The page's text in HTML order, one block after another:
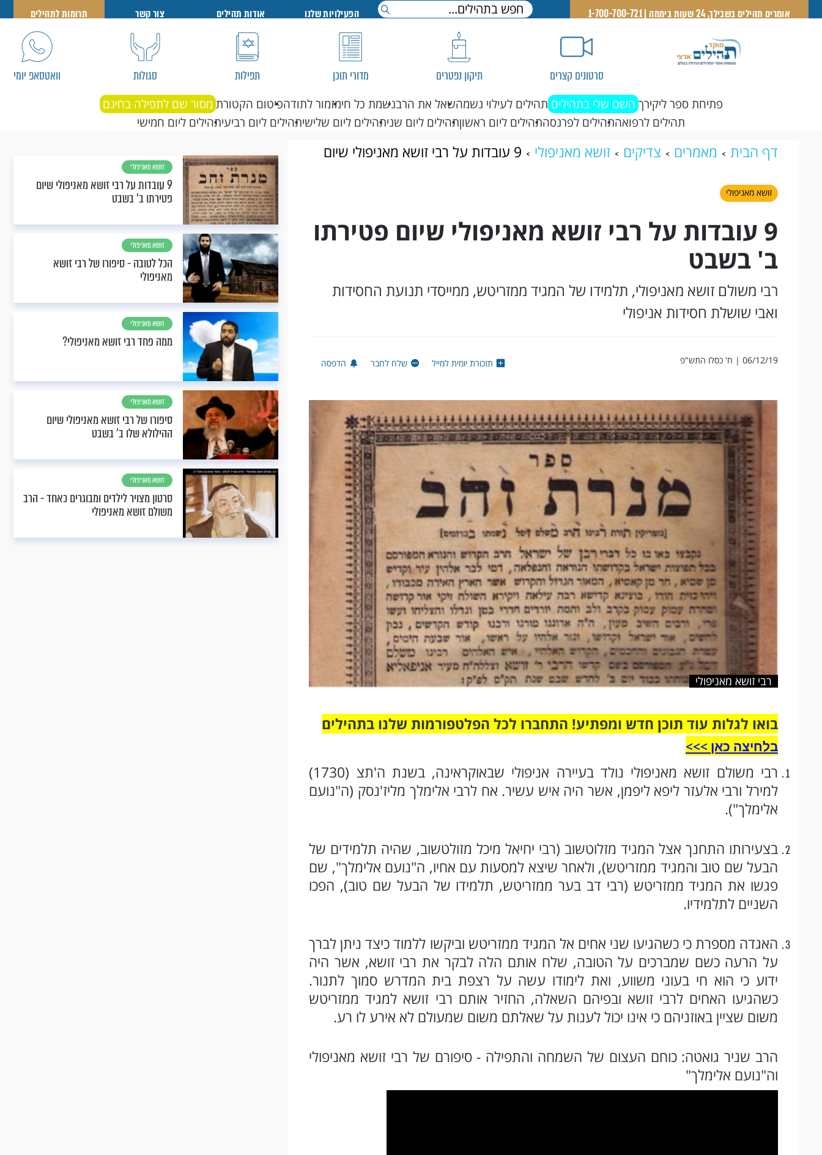
אומרים תהילים בשבילך, 24 שעות ביממה | 1-700-700-721 הפעילויות שלנו אודות תהילים צור קשר תרומות לתהילים
סרטונים קצרים תיקון נפטרים מדורי תוכן תפילות סגולות וואטסאפ יומי
פתיחת ספר ליקירך השם שלי בתהילים תהילים לעילוי נשמהשאל את הרבנשמת כל חימזמור לתודהפיטום הקטורת מסור שם לתפילה בחינם
תהילים לרפואהתהילים לפרנסהתהילים ליום ראשוןתהילים ליום שניתהילים ליום שלישיתהילים ליום רביעיתהילים ליום חמישי
דף הבית מאמרים צדיקים זושא מאניפולי
9 עובדות על רבי זושא מאניפולי שיום
פטירתו ב' בשבט
זושא מאניפולי
9 עובדות על רבי זושא מאניפולי שיום פטירתו
ב' בשבט
רבי משולם זושא מאניפולי, תלמידו של המגיד ממזריטש, ממייסדי תנועת החסידות
ואבי שושלת חסידות אניפולי
06/12/19 | ח' כסלו התש"פ תזכורת יומית למייל שלח לחבר הדפסה
רבי זושא מאניפולי
בואו לגלות עוד תוכן חדש ומפתיע! התחברו לכל הפלטפורמות שלנו בתהילים
בלחיצה כאן >>>​
רבי משולם זושא מאניפולי נולד בעיירה אניפולי שבאוקראינה, בשנת ה'תצ (1730)
למירל ורבי אלעזר ליפא ליפמן, אשר היה איש עשיר. אח לרבי אלימלך מליז'נסק (ה"נועם
אלימלך").
בצעירותו התחנך אצל המגיד מזלוטשוב (רבי יחיאל מיכל מזולטשוב, שהיה תלמידים של
הבעל שם טוב והמגיד ממזריטש), ולאחר שיצא למסעות עם אחיו, ה"נועם אלימלך", שם
פגשו את המגיד ממזריטש (רבי דב בער ממזריטש, תלמידו של הבעל שם טוב), הפכו
השניים לתלמידיו.
האגדה מספרת כי כשהגיעו שני אחים אל המגיד ממזריטש וביקשו ללמוד כיצד ניתן לברך
על הרעה כשם שמברכים על הטובה, שלח אותם הלה לבקר את רבי זושא, אשר היה
ידוע כי הוא חי בעוני משווע, ואת לימודו עשה על רצפת בית המדרש סמוך לתנור.
כשהגיעו האחים לרבי זושא ובפיהם השאלה, החזיר אותם רבי זושא למגיד ממזריטש
משום שציין באוזניהם כי אינו יכול לענות על שאלתם משום שמעולם לא אירע לו רע.
הרב שניר גואטה: כוחם העצום של השמחה והתפילה - סיפורם של רבי זושא מאניפולי
וה"נועם אלימלך"
זושא מאניפולי
9 עובדות על רבי זושא מאניפולי שיום
פטירתו ב' בשבט
זושא מאניפולי
הכל לטובה - סיפורו של רבי זושא
מאניפולי
זושא מאניפולי
ממה פחד רבי זושא מאניפולי?
זושא מאניפולי
סיפורו של רבי זושא מאניפולי שיום
ההילולא שלו ב' בשבט
זושא מאניפולי
סרטון מצויר לילדים ומבוגרים כאחד - הרב
משולם זושא מאניפולי